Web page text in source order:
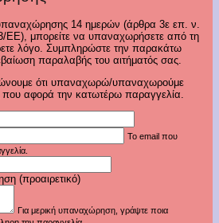
14 ημερών (άρθρα 3ε επ. ν.
ΕΕ), μπορείτε να υπαναχωρήσετε από τη
λόγο. Συμπληρώστε την παρακάτω
παραλαβής του αιτήματός σας.
ότι υπαναχωρώ/υπαναχωρούμε
αφορά την κατωτέρω παραγγελία.
Το email που
(προαιρετικό)
Για μερική υπαναχώρηση, γράψτε ποια